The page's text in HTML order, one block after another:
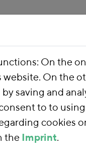
On the
On the
saving and
to to
cookies
the Imprint.